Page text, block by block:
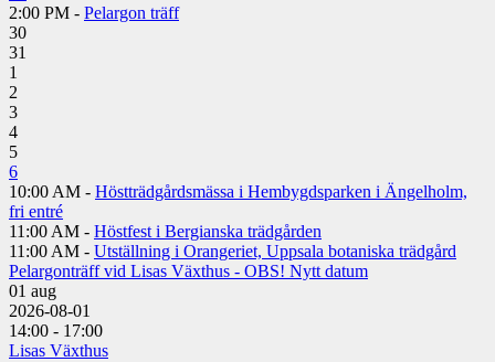
2:00 PM - Pelargon träff
30
31
1
2
3
4
5
6
10:00 AM - Höstträdgårdsmässa i Hembygdsparken i Ängelholm,
fri entré
11:00 AM - Höstfest i Bergianska trädgården
11:00 AM - Utställning i Orangeriet, Uppsala botaniska trädgård
Pelargonträff vid Lisas Växthus - OBS! Nytt datum
01 aug
2026-08-01
14:00 - 17:00
Lisas Växthus